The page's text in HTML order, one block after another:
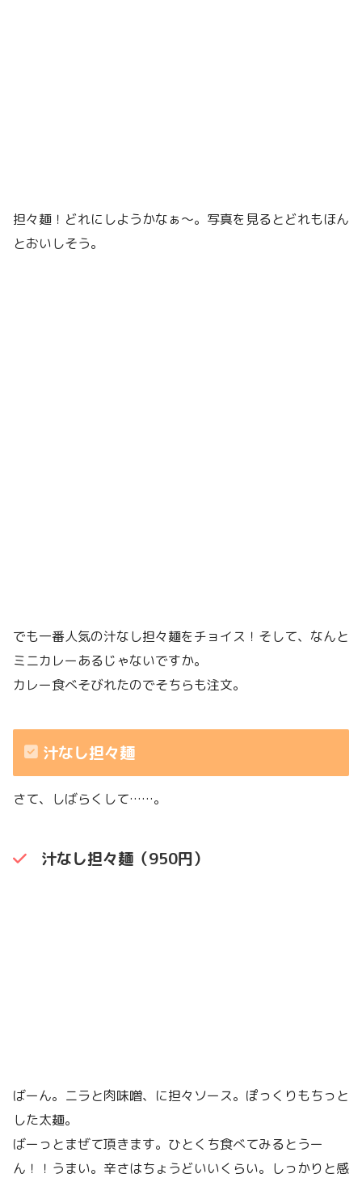
担々麺！どれにしようかなぁ〜。写真を見るとどれもほん
とおいしそう。
でも一番人気の汁なし担々麺をチョイス！そして、なんと
ミニカレーあるじゃないですか。
カレー食べそびれたのでそちらも注文。
汁なし担々麺
さて、しばらくして……。
汁なし担々麺（950円）
ばーん。ニラと肉味噌、に担々ソース。ぽっくりもちっと
した太麺。
ばーっとまぜて頂きます。ひとくち食べてみるとうー
ん！！うまい。辛さはちょうどいいくらい。しっかりと感